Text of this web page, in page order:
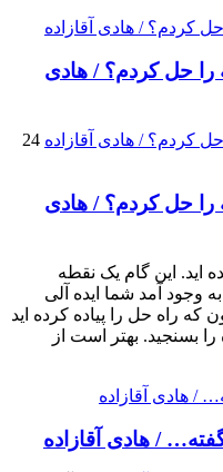
را حل کردم؟ / هادی
24
را حل کردم؟ / هادی
اید. این گام یک نقطه
وجود آمد شما ایده آلی
که راه حل را پیاده کرده اید
بسنجید. بهتر است از
/ هادی آقازاده